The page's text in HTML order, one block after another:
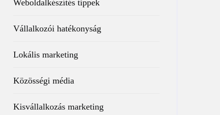
Weboldalkészítés tippek
Vállalkozói hatékonyság
Lokális marketing
Közösségi média
Kisvállalkozás marketing